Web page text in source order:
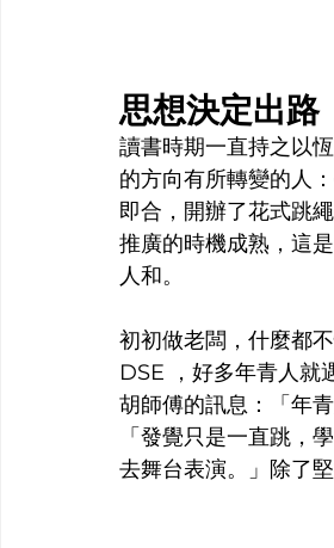
思想決定出路
讀書時期一直持之以
的方向有所轉變的人
即合，開辦了花式跳
推廣的時機成熟，這
人和。
初初做老闆，什麼都
DSE ，好多年青人就
胡師傅的訊息：「年
「發覺只是一直跳，
去舞台表演。」除了